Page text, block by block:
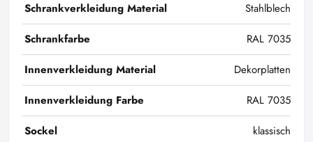
Schrankverkleidung Material
Stahlblech
Schrankfarbe
RAL 7035
Innenverkleidung Material
Dekorplatten
Innenverkleidung Farbe
RAL 7035
Sockel
klassisch